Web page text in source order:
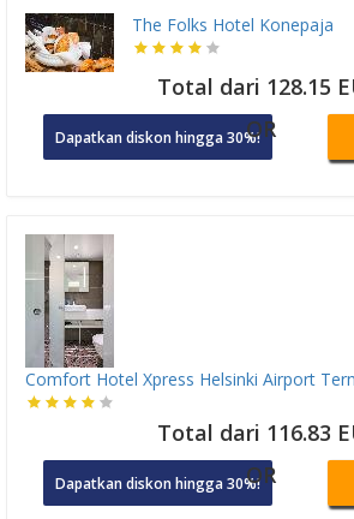
The Folks Hotel Konepaja
Total dari 128.15
Dapatkan diskon hingga 30%!OR
Comfort Hotel Xpress Helsinki Airport
Total dari 116.83
Dapatkan diskon hingga 30%!OR